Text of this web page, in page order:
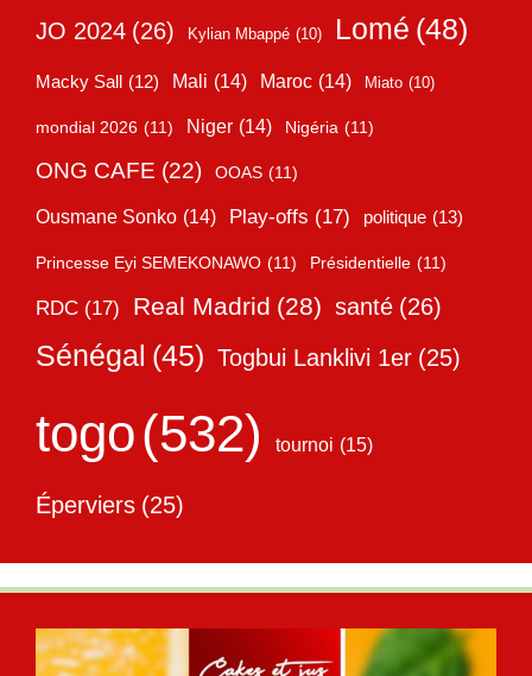
JO 2024 (26) Kylian Mbappé (10) Lomé (48)
Macky Sall (12) Mali (14) Maroc (14) Miato (10)
mondial 2026 (11) Niger (14) Nigéria (11)
ONG CAFE (22) OOAS (11)
Ousmane Sonko (14) Play-offs (17) politique (13)
Princesse Eyi SEMEKONAWO (11) Présidentielle (11)
RDC (17) Real Madrid (28) santé (26)
Sénégal (45) Togbui Lanklivi 1er (25)
togo(532) tournoi (15)
Éperviers (25)